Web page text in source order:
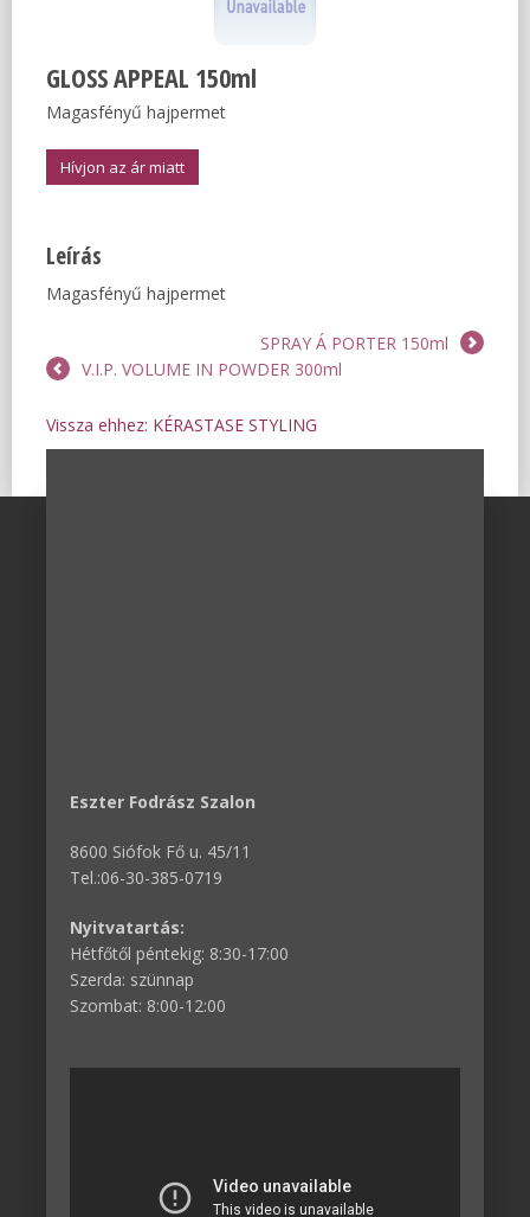
GLOSS APPEAL 150ml
Magasfényű hajpermet
Hívjon az ár miatt
Leírás
Magasfényű hajpermet
SPRAY Á PORTER 150ml
V.I.P. VOLUME IN POWDER 300ml
Vissza ehhez: KÉRASTASE STYLING
Eszter Fodrász Szalon
8600 Siófok Fő u. 45/11
Tel.:06-30-385-0719
Nyitvatartás:
Hétfőtől péntekig: 8:30-17:00
Szerda: szünnap
Szombat: 8:00-12:00